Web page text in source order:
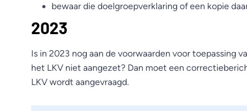
bewaar die doelgroepverklaring of een kopie
2023
Is in 2023 nog aan de voorwaarden voor toepassing
het LKV niet aangezet? Dan moet een
LKV wordt aangevraagd.